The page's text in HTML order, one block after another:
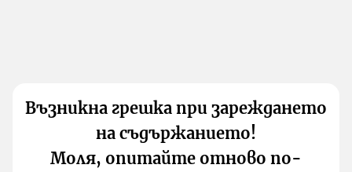
Възникна грешка при зареждането
на съдържанието!
Моля, опитайте отново по-